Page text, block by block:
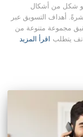
شكل من أشكال
أهداف التسويق عبر
مجموعة متنوعة من
يتطلب اقرأ المزيد